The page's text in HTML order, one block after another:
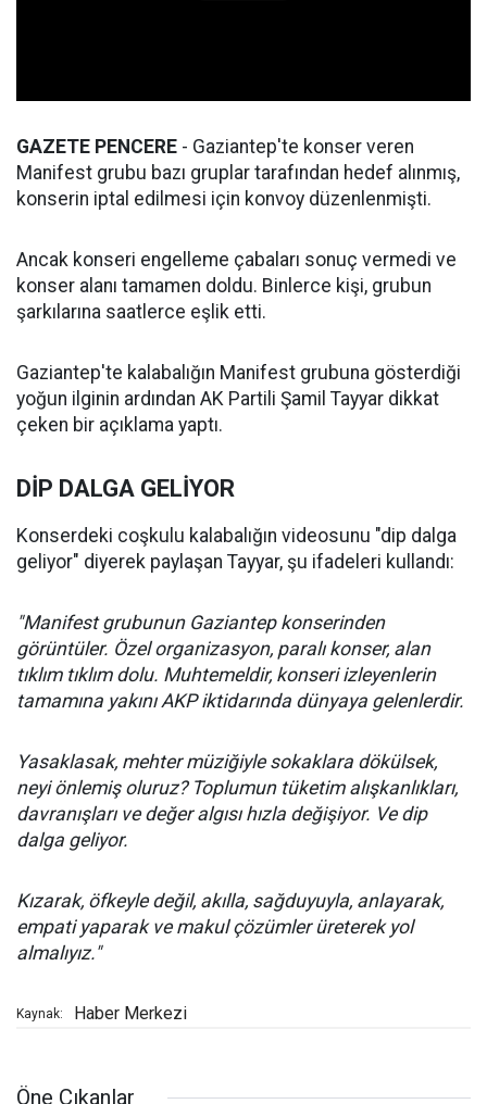
GAZETE PENCERE - Gaziantep'te konser veren
Manifest grubu bazı gruplar tarafından hedef alınmış,
konserin iptal edilmesi için konvoy düzenlenmişti.
Ancak konseri engelleme çabaları sonuç vermedi ve
konser alanı tamamen doldu. Binlerce kişi, grubun
şarkılarına saatlerce eşlik etti.
Gaziantep'te kalabalığın Manifest grubuna gösterdiği
yoğun ilginin ardından AK Partili Şamil Tayyar dikkat
çeken bir açıklama yaptı.
DİP DALGA GELİYOR
Konserdeki coşkulu kalabalığın videosunu "dip dalga
geliyor" diyerek paylaşan Tayyar, şu ifadeleri kullandı:
"Manifest grubunun Gaziantep konserinden
görüntüler. Özel organizasyon, paralı konser, alan
tıklım tıklım dolu. Muhtemeldir, konseri izleyenlerin
tamamına yakını AKP iktidarında dünyaya gelenlerdir.
Yasaklasak, mehter müziğiyle sokaklara dökülsek,
neyi önlemiş oluruz? Toplumun tüketim alışkanlıkları,
davranışları ve değer algısı hızla değişiyor. Ve dip
dalga geliyor.
Kızarak, öfkeyle değil, akılla, sağduyuyla, anlayarak,
empati yaparak ve makul çözümler üreterek yol
almalıyız."
Kaynak: Haber Merkezi
Öne Çıkanlar